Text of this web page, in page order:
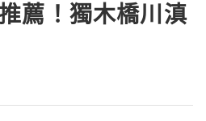
薦！獨木橋川滇